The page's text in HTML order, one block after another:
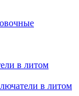
в литом
в литом